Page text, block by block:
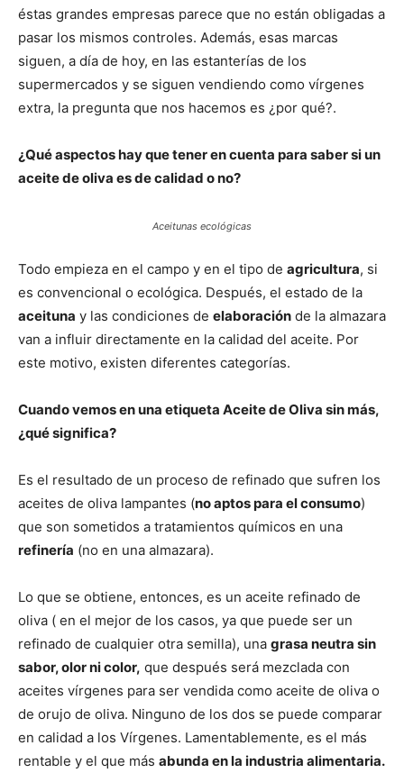
éstas grandes empresas parece que no están obligadas a
pasar los mismos controles. Además, esas marcas
siguen, a día de hoy, en las estanterías de los
supermercados y se siguen vendiendo como vírgenes
extra, la pregunta que nos hacemos es ¿por qué?.
¿Qué aspectos hay que tener en cuenta para saber si un
aceite de oliva es de calidad o no?
Aceitunas ecológicas
Todo empieza en el campo y en el tipo de agricultura, si
es convencional o ecológica. Después, el estado de la
aceituna y las condiciones de elaboración de la almazara
van a influir directamente en la calidad del aceite. Por
este motivo, existen diferentes categorías.
Cuando vemos en una etiqueta Aceite de Oliva sin más,
¿qué significa?
Es el resultado de un proceso de refinado que sufren los
aceites de oliva lampantes (no aptos para el consumo)
que son sometidos a tratamientos químicos en una
refinería (no en una almazara).
Lo que se obtiene, entonces, es un aceite refinado de
oliva ( en el mejor de los casos, ya que puede ser un
refinado de cualquier otra semilla), una grasa neutra sin
sabor, olor ni color, que después será mezclada con
aceites vírgenes para ser vendida como aceite de oliva o
de orujo de oliva. Ninguno de los dos se puede comparar
en calidad a los Vírgenes. Lamentablemente, es el más
rentable y el que más abunda en la industria alimentaria.